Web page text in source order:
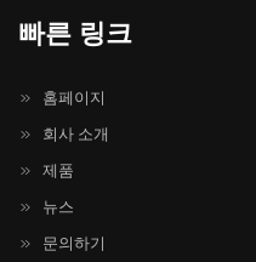
빠른 링크
홈페이지
회사 소개
제품
뉴스
문의하기